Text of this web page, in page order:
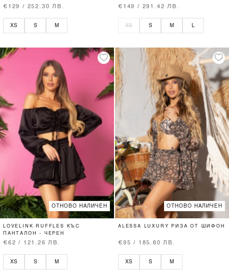
€129 / 252.30 ЛВ.
XS S M
€149 / 291.42 ЛВ.
XS S M
ОТНОВО НАЛИЧЕН
LOVELINK RUFFLES КЪС
ПАНТАЛОН - ЧЕРЕН
€62 / 121.26 ЛВ.
XS S M
ОТНОВО НАЛИЧЕН
ALESSA LUXURY РИЗА ОТ ШИФОН
€95 / 185.80 ЛВ.
XS S M